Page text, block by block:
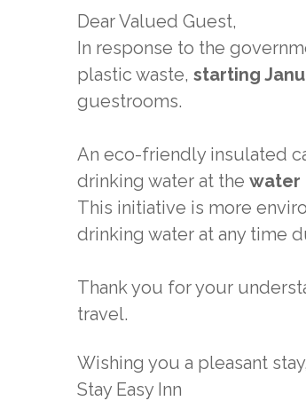
Dear Valued Guest,
In response to the
plastic waste, starting
guestrooms.
An eco-friendly insulated
drinking water at the water
This initiative is more
drinking water at any time
Thank you for your
travel.
Wishing you a pleasant stay,
Stay Easy Inn